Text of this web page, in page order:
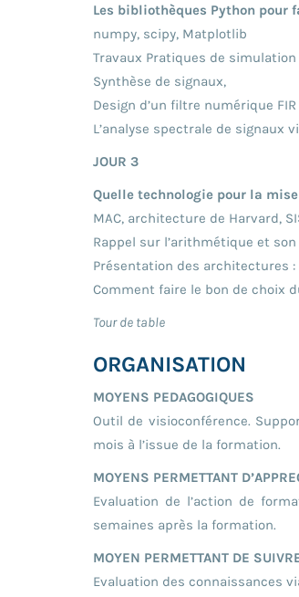
Les bibliothèques Python
numpy, scipy, Matplotlib
Travaux Pratiques de simulation
Synthèse de signaux,
Design d’un filtre numérique FIR
L’analyse spectrale de signaux
JOUR 3
Quelle technologie pour la
MAC, architecture de Harvard,
Rappel sur l’arithmétique et
Présentation des architectures :
Comment faire le bon de choix
Tour de table
ORGANISATION
MOYENS PEDAGOGIQUES
Outil de visioconférence.
mois à l’issue de la formation.
MOYENS PERMETTANT
Evaluation de l’action de
semaines après la formation.
MOYEN PERMETTANT DE
Evaluation des connaissances